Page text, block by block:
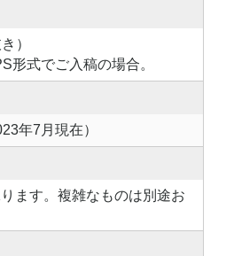
）
形式でご入稿の場合。
年7月現在）
ます。複雑なものは別途お